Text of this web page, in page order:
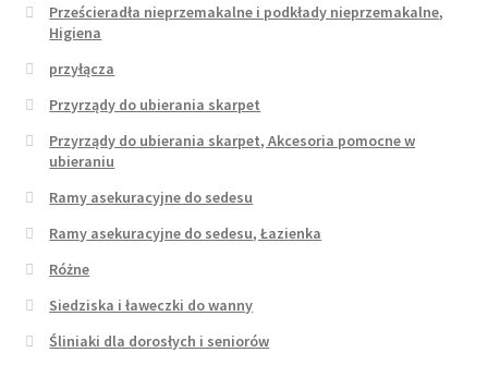
Prześcieradła nieprzemakalne i podkłady nieprzemakalne,
Higiena
przyłącza
Przyrządy do ubierania skarpet
Przyrządy do ubierania skarpet, Akcesoria pomocne w
ubieraniu
Ramy asekuracyjne do sedesu
Ramy asekuracyjne do sedesu, Łazienka
Różne
Siedziska i ławeczki do wanny
Śliniaki dla dorosłych i seniorów